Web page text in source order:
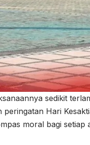
sedikit
peringatan Hari
moral bagi